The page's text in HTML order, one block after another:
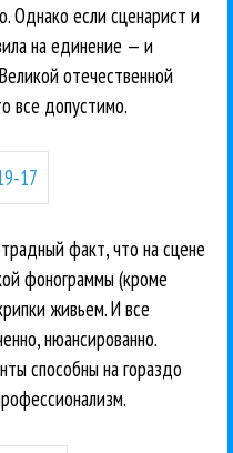
Однако если сценарист и
на единение — и
отечественной
все допустимо.
факт, что на сцене
фонограммы (кроме
живьем. И все
нюансированно.
способны на гораздо